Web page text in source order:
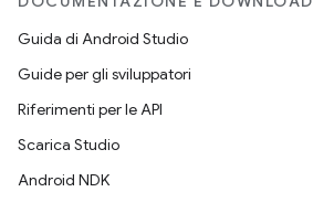
Guida di Android Studio
Guide per gli sviluppatori
Riferimenti per le API
Scarica Studio
Android NDK